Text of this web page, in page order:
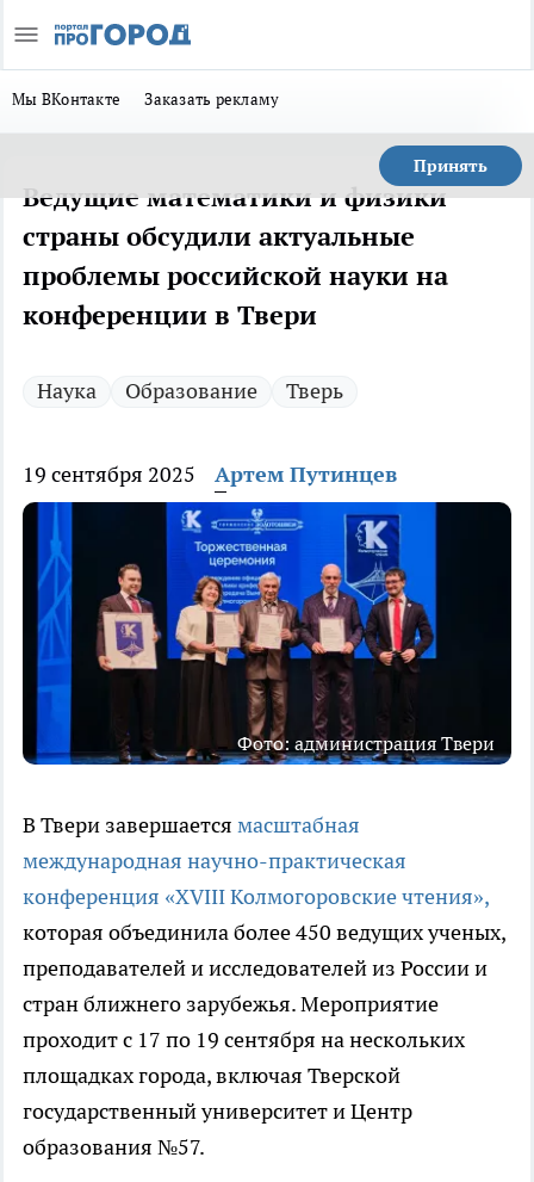
Мы ВКонтакте Заказать рекламу
Принять
Ведущие математики и физики
страны обсудили актуальные
проблемы российской науки на
конференции в Твери
Наука Образование Тверь
19 сентября 2025 Артем Путинцев
Фото: администрация Твери
В Твери завершается масштабная
международная научно-практическая
конференция «XVIII Колмогоровские чтения»,
которая объединила более 450 ведущих ученых,
преподавателей и исследователей из России и
стран ближнего зарубежья. Мероприятие
проходит с 17 по 19 сентября на нескольких
площадках города, включая Тверской
государственный университет и Центр
образования №57.